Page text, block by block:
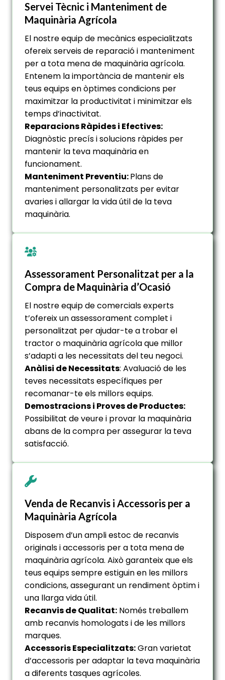
Servei Tècnic i Manteniment de
Maquinària Agrícola
El nostre equip de mecànics especialitzats
ofereix serveis de reparació i manteniment
per a tota mena de maquinària agrícola.
Entenem la importància de mantenir els
teus equips en òptimes condicions per
maximitzar la productivitat i minimitzar els
temps d’inactivitat.
Reparacions Ràpides i Efectives:
Diagnòstic precís i solucions ràpides per
mantenir la teva maquinària en
funcionament.
Manteniment Preventiu:Plans de
manteniment personalitzats per evitar
avaries i allargar la vida útil de la teva
maquinària.
Assessorament Personalitzat per a la
Compra de Maquinària d’Ocasió
El nostre equip de comercials experts
t’ofereix un assessorament complet i
personalitzat per ajudar-te a trobar el
tractor o maquinària agrícola que millor
s’adapti a les necessitats del teu negoci.
Anàlisi de Necessitats: Avaluació de les
teves necessitats específiques per
recomanar-te els millors equips.
Demostracions i Proves de Productes:
Possibilitat de veure i provar la maquinària
abans de la compra per assegurar la teva
satisfacció.
Venda de Recanvis i Accessoris per a
Maquinària Agrícola
Disposem d’un ampli estoc de recanvis
originals i accessoris per a tota mena de
maquinària agrícola. Això garanteix que els
teus equips sempre estiguin en les millors
condicions, assegurant un rendiment òptim i
una llarga vida útil.
Recanvis de Qualitat: Només treballem
amb recanvis homologats i de les millors
marques.
Accessoris Especialitzats:Gran varietat
d’accessoris per adaptar la teva maquinària
a diferents tasques agrícoles.